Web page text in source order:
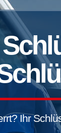
Ihr